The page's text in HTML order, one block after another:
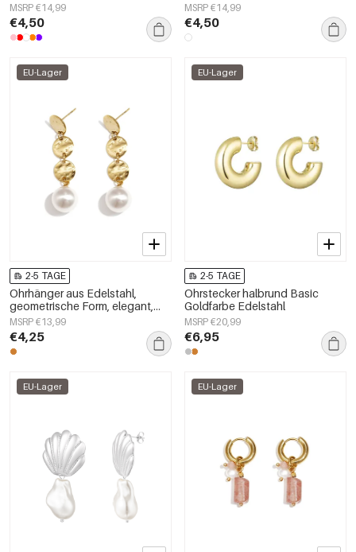
jeden Tag, schlichte Kollektion,
Damenschmuck
MSRP €14,99
€4,50
MSRP €14,99
€4,50
EU-Lager
2-5 TAGE
Ohrhänger aus Edelstahl,
geometrische Form, elegant,
schlicht und alltagstauglich –
Damenschmuck
MSRP €13,99
€4,25
EU-Lager
2-5 TAGE
Ohrstecker halbrund Basic
Goldfarbe Edelstahl
MSRP €20,99
€6,95
EU-Lager EU-Lager